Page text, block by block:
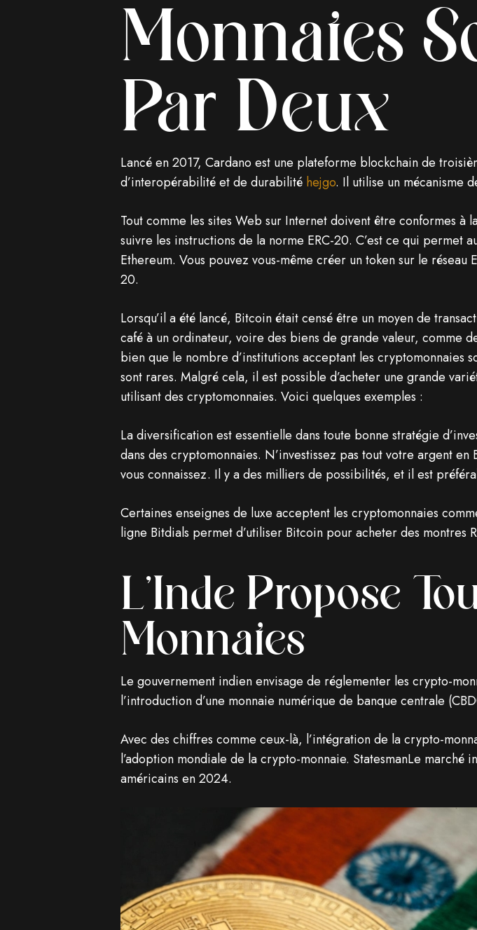
Monnaies
Par Deux
Lancé en 2017, Cardano est une plateforme blockchain de
d’interopérabilité et de durabilité hejgo. Il utilise un mécanisme
Tout comme les sites Web sur Internet doivent être conformes à
suivre les instructions de la norme ERC-20. C’est ce qui
Ethereum. Vous pouvez vous-même créer un token sur le
20.
Lorsqu’il a été lancé, Bitcoin était censé être un moyen de
café à un ordinateur, voire des biens de grande valeur, comme
bien que le nombre d’institutions acceptant les cryptomonnaies
sont rares. Malgré cela, il est possible d’acheter une grande
utilisant des cryptomonnaies. Voici quelques exemples :
La diversification est essentielle dans toute bonne stratégie
dans des cryptomonnaies. N’investissez pas tout votre argent
vous connaissez. Il y a des milliers de possibilités, et il est
Certaines enseignes de luxe acceptent les cryptomonnaies
ligne Bitdials permet d’utiliser Bitcoin pour acheter des montres
L’Inde Propose
Monnaies
Le gouvernement indien envisage de réglementer les crypto-
l’introduction d’une monnaie numérique de banque centrale
Avec des chiffres comme ceux-là, l’intégration de la crypto-
l’adoption mondiale de la crypto-monnaie. StatesmanLe
américains en 2024.